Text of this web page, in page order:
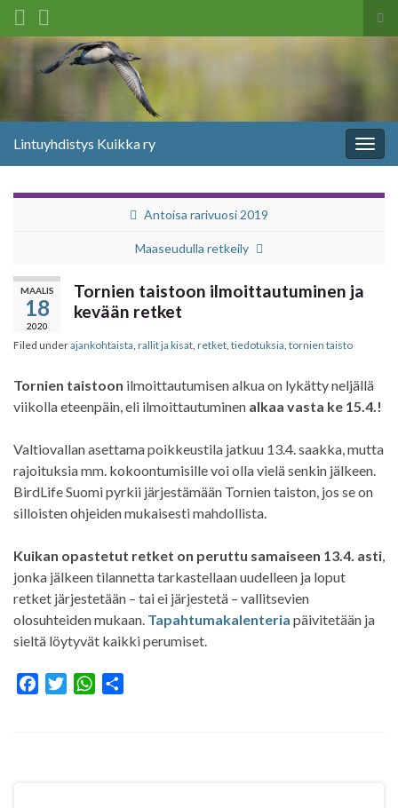
Search for:
Lintuyhdistys Kuikka ry
Antoisa rarivuosi 2019
Maaseudulla retkeily
MAALIS
18
2020
Tornien taistoon ilmoittautuminen ja
kevään retket
Filed underajankohtaista rallit ja kisat retket tiedotuksia tornien taisto
Tornien taistoon ilmoittautumisen alkua on lykätty neljällä
viikolla eteenpäin, eli ilmoittautuminen alkaa vasta ke 15.4.!
Valtiovallan asettama poikkeustila jatkuu 13.4. saakka, mutta
rajoituksia mm. kokoontumisille voi olla vielä senkin jälkeen.
BirdLife Suomi pyrkii järjestämään Tornien taiston, jos se on
silloisten ohjeiden mukaisesti mahdollista.
Kuikan opastetut retket on peruttu samaiseen 13.4. asti
jonka jälkeen tilannetta tarkastellaan uudelleen ja loput
retket järjestetään – tai ei järjestetä – vallitsevien
olosuhteiden mukaan. Tapahtumakalenteria päivitetään ja
sieltä löytyvät kaikki perumiset.
W